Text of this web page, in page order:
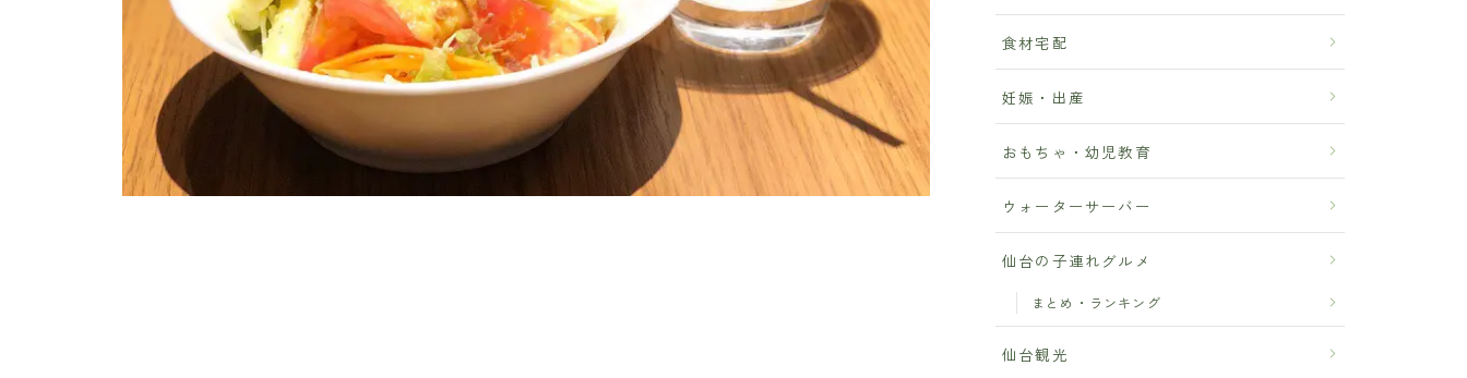
食材宅配
妊娠・出産
おもちゃ・幼児教育
ウォーターサーバー
仙台の子連れグルメ
まとめ・ランキング
仙台観光